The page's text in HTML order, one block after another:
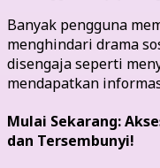
Banyak pengguna
menghindari drama
disengaja seperti
mendapatkan
Mulai Sekarang:
dan Tersembunyi!